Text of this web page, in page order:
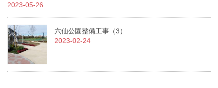
2023-05-26
六仙公園整備工事（3）
2023-02-24